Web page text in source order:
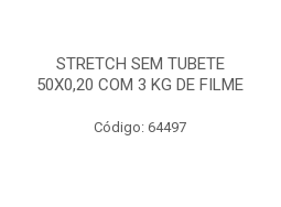
STRETCH SEM TUBETE
50X0,20 COM 3 KG DE FILME
Código: 64497